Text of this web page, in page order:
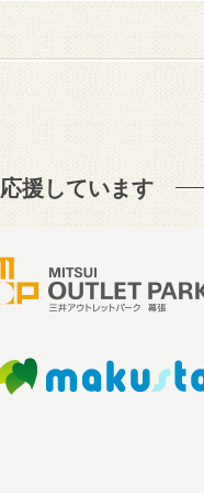
応援しています